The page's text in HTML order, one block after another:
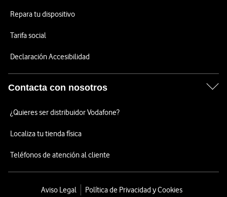
Repara tu dispositivo
Tarifa social
Declaración Accesibilidad
Contacta con nosotros
¿Quieres ser distribuidor Vodafone?
Localiza tu tienda física
Teléfonos de atención al cliente
Aviso Legal
Política de Privacidad y Cookies